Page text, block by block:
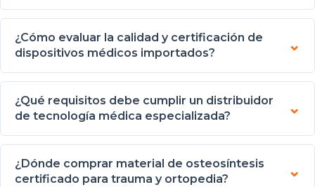
¿Cómo evaluar la calidad y certificación de
dispositivos médicos importados?
¿Qué requisitos debe cumplir un distribuidor
de tecnología médica especializada?
¿Dónde comprar material de osteosíntesis
certificado para trauma y ortopedia?